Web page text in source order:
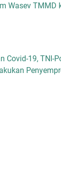
Wasev TMMD
Covid-19, TNI-